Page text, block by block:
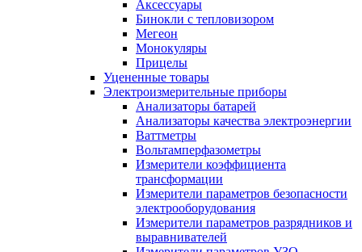
Аксессуары
Бинокли с тепловизором
Мегеон
Монокуляры
Прицелы
Уцененные товары
Электроизмерительные приборы
Анализаторы батарей
Анализаторы качества электроэнергии
Ваттметры
Вольтамперфазометры
Измерители коэффициента
трансформации
Измерители параметров безопасности
электрооборудования
Измерители параметров разрядников и
выравнивателей